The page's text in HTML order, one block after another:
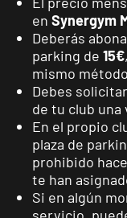
en Synergym
Deberás
parking de 15€
mismo
Debes
de tu club
En el propio
plaza de
prohibido
te han
Si en algún